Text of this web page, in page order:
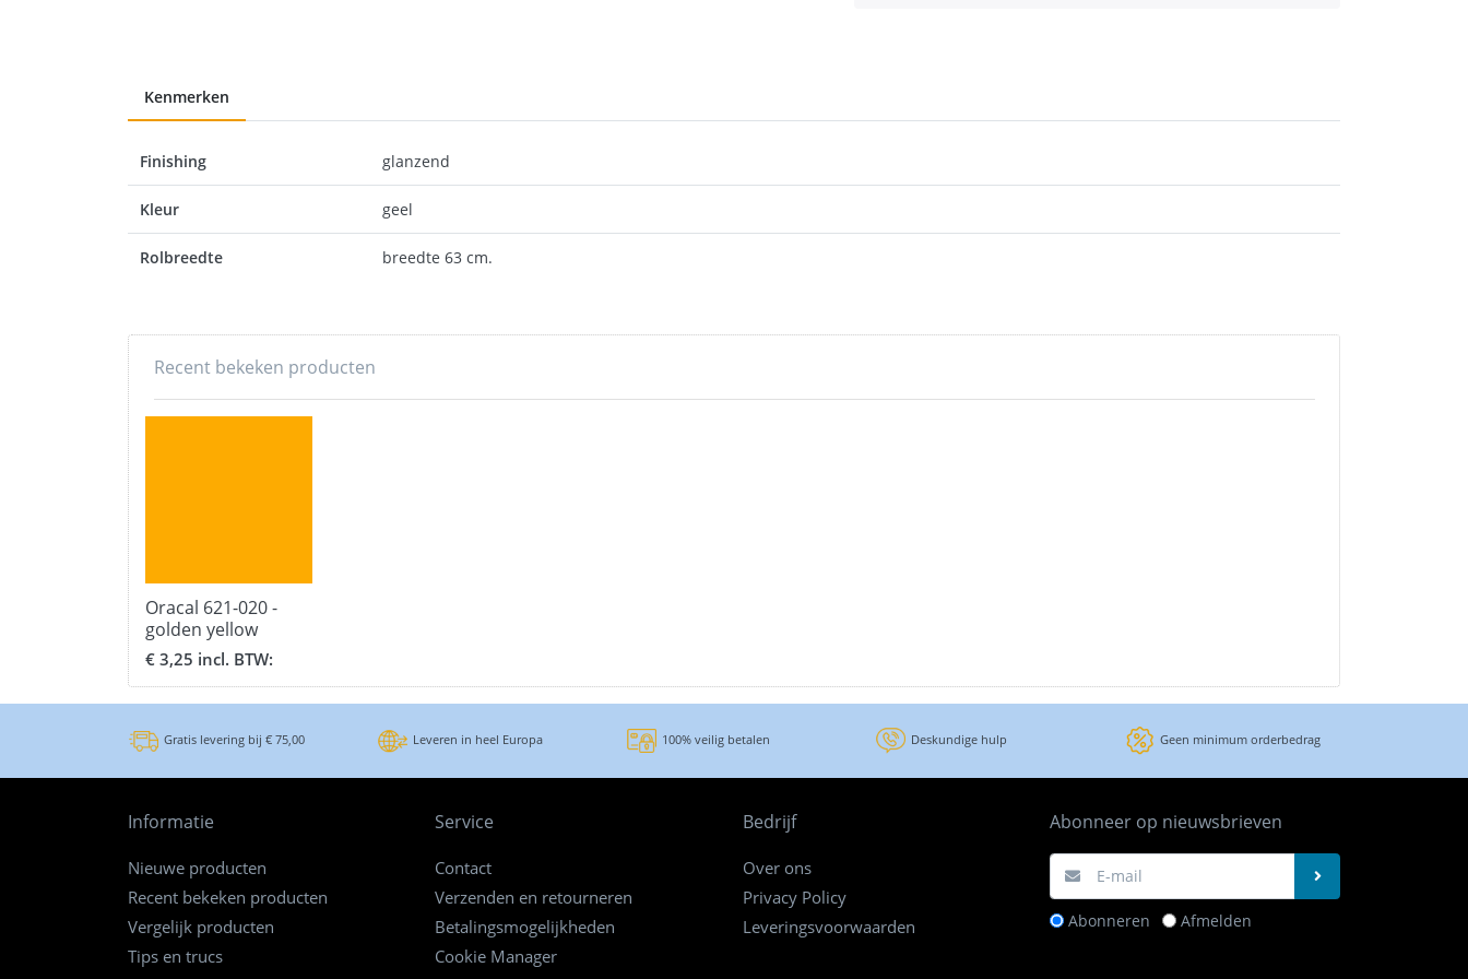
Kenmerken
Finishing glanzend
Kleur geel
Rolbreedte breedte 63 cm.
Recent bekeken producten
Oracal 621-020 -
golden yellow
breedte 63 cm.
€ 3,25 incl. BTW:
Gratis levering bij € 75,00 Leveren in heel Europa 100% veilig betalen Deskundige hulp Geen minimum orderbedrag
Informatie
Nieuwe producten
Recent bekeken producten
Vergelijk producten
Tips en trucs
Service
Contact
Verzenden en retourneren
Betalingsmogelijkheden
Cookie Manager
Bedrijf
Over ons
Privacy Policy
Leveringsvoorwaarden
Abonneer op nieuwsbrieven
Abonneren Afmelden